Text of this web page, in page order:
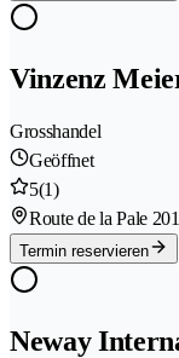
Vinzenz
Grosshandel
Geöffnet
5(1)
Route de la Pale 20
Termin reservieren
Neway